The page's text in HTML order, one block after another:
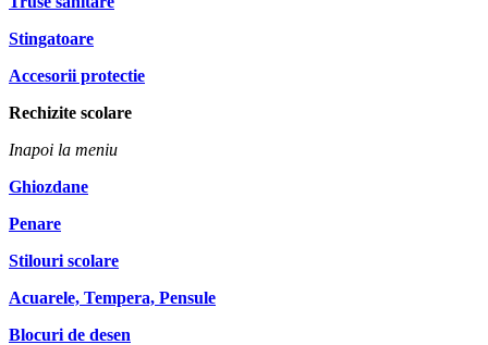
Stingatoare
Accesorii protectie
Rechizite scolare
Inapoi la meniu
Ghiozdane
Penare
Stilouri scolare
Acuarele, Tempera, Pensule
Blocuri de desen